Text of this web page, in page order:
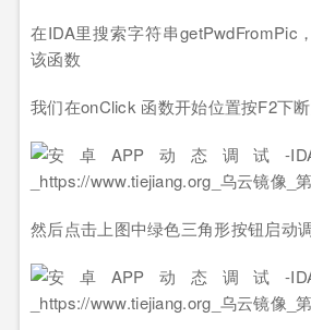
在IDA里搜索字符串getPwdFromPic
该函数
我们在onClick 函数开始位置按F2下断
然后点击上图中绿色三角形按钮启动